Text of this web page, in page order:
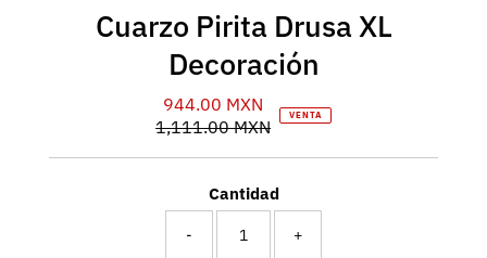
Cuarzo Pirita Drusa XL
Decoración
Precio
de
944.00 MXN
Precio
1,111.00 MXN
VENTA
Cantidad
- +